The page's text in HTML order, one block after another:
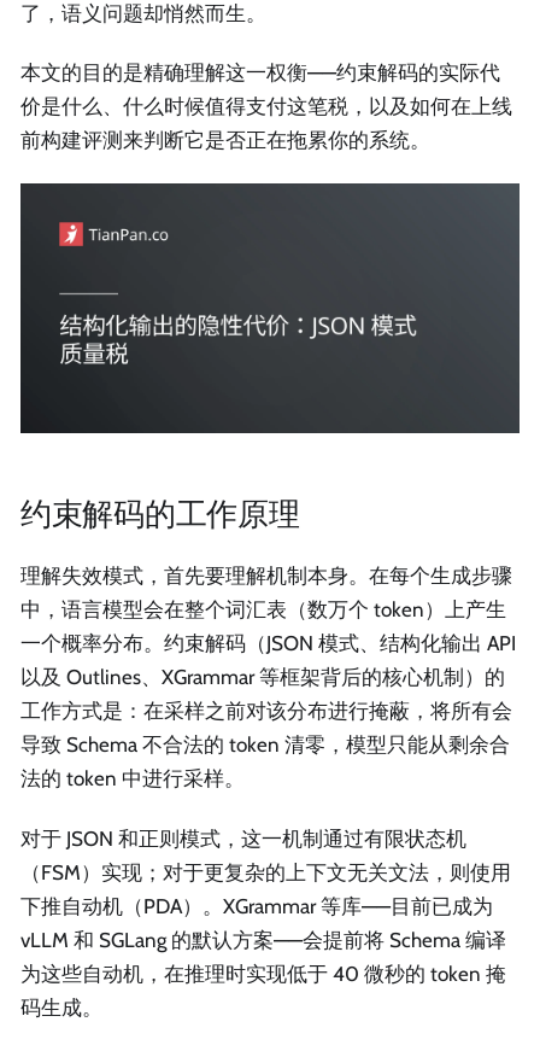
了，语义问题却悄然而生。
本文的目的是精确理解这一权衡——约束解码的实际代
价是什么、什么时候值得支付这笔税，以及如何在上线
前构建评测来判断它是否正在拖累你的系统。
约束解码的工作原理
理解失效模式，首先要理解机制本身。在每个生成步骤
中，语言模型会在整个词汇表（数万个 token）上产生
一个概率分布。约束解码（JSON 模式、结构化输出 API
以及 Outlines、XGrammar 等框架背后的核心机制）的
工作方式是：在采样之前对该分布进行掩蔽，将所有会
导致 Schema 不合法的 token 清零，模型只能从剩余合
法的 token 中进行采样。
对于 JSON 和正则模式，这一机制通过有限状态机
（FSM）实现；对于更复杂的上下文无关文法，则使用
下推自动机（PDA）。XGrammar 等库——目前已成为
vLLM 和 SGLang 的默认方案——会提前将 Schema 编译
为这些自动机，在推理时实现低于 40 微秒的 token 掩
码生成。